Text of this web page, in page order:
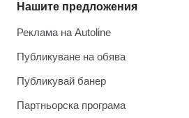
Нашите предложения
Реклама на Autoline
Публикуване на обява
Публикувай банер
Партньорска програма